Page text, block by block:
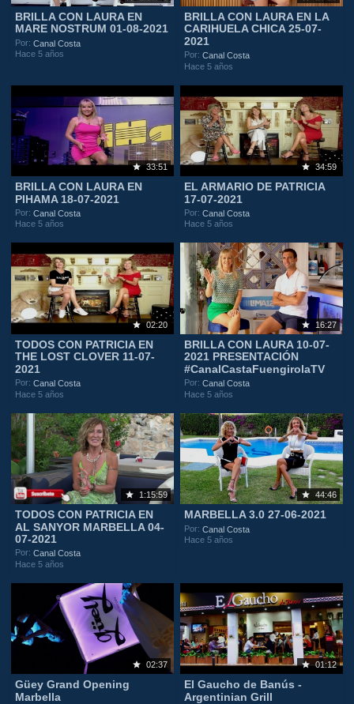
BRILLA CON LAURA EN
MARE NOSTRUM 01-08-2021
Por:Canal Costa
Hace 5 años
BRILLA CON LAURA EN LA
CARIHUELA CHICA 25-07-
2021
Por:Canal Costa
Hace 5 años
33:51
BRILLA CON LAURA EN
PIHAMA 18-07-2021
Por:Canal Costa
Hace 5 años
34:59
EL ARMARIO DE PATRICIA
17-07-2021
Por:Canal Costa
Hace 5 años
02:20
TODOS CON PATRICIA EN
THE LOST CLOVER 11-07-
2021
Por:Canal Costa
Hace 5 años
16:27
BRILLA CON LAURA 10-07-
2021 PRESENTACIÓN
#CanalCastaFuengirolaTV
Por:Canal Costa
Hace 5 años
1:15:59
TODOS CON PATRICIA EN
AL SANYOR MARBELLA 04-
07-2021
Por:Canal Costa
Hace 5 años
44:46
MARBELLA 3.0 27-06-2021
Por:Canal Costa
Hace 5 años
02:37
Güey Grand Opening
Marbella
01:12
El Gaucho de Banús -
Argentinian Grill